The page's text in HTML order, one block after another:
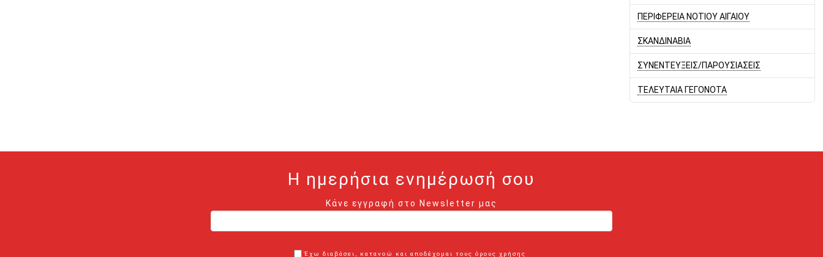
ΠΕΡΙΦΕΡΕΙΑ ΝΟΤΙΟΥ ΑΙΓΑΙΟΥ
ΣΚΑΝΔΙΝΑΒΙΑ
ΣΥΝΕΝΤΕΥΞΕΙΣ/ΠΑΡΟΥΣΙΑΣΕΙΣ
ΤΕΛΕΥΤΑΙΑ ΓΕΓΟΝΟΤΑ
Η ημερήσια ενημέρωσή σου
Κάνε εγγραφή στο Newsletter μας
Έχω διαβάσει, κατανοώ και αποδέχομαι τους όρους χρήσης